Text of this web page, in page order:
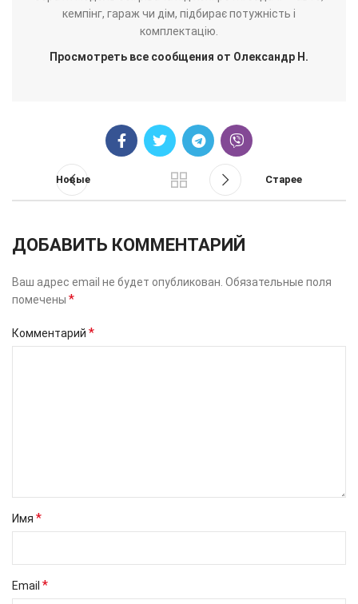
кемпінг, гараж чи дім, підбирає потужність і
комплектацію.
Просмотреть все сообщения от Олександр Н.
Новые Старее
ДОБАВИТЬ КОММЕНТАРИЙ
Ваш адрес email не будет опубликован. Обязательные поля
помечены *
Комментарий *
Имя *
Email *